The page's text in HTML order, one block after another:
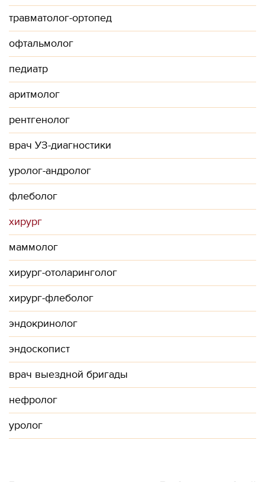
травматолог-ортопед
офтальмолог
педиатр
аритмолог
рентгенолог
врач УЗ-диагностики
уролог-андролог
флеболог
хирург
маммолог
хирург-отоларинголог
хирург-флеболог
эндокринолог
эндоскопист
врач выездной бригады
нефролог
уролог